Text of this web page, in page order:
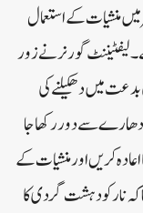
منشیات کے استعمال
گورنر نے زور
میں دھکیلنے کی
دھارے سے دور رکھا جا
کریں اور منشیات کے
نارکو دہشت گردی کا